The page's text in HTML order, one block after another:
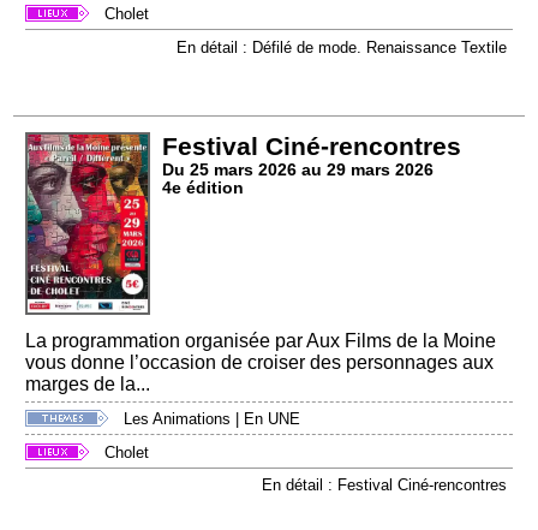
Cholet
En détail : Défilé de mode. Renaissance Textile
Festival Ciné-rencontres
Du 25 mars 2026 au 29 mars 2026
4e édition
La programmation organisée par Aux Films de la Moine
vous donne l’occasion de croiser des personnages aux
marges de la...
Les Animations
En UNE
Cholet
En détail : Festival Ciné-rencontres